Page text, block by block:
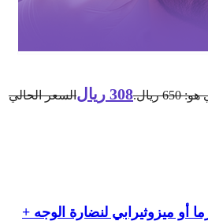
308 ريال السعر الحالي
ميزوثيرابي لنضارة الوجه +